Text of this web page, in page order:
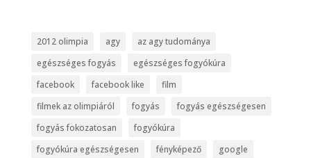
2012 olimpia agy
az agy tudománya
egészséges fogyás
egészséges fogyókúra
facebook
facebook like
film
filmek az olimpiáról
fogyás
fogyás egészségesen
fogyás fokozatosan
fogyókúra
fogyókúra egészségesen
fényképező
google